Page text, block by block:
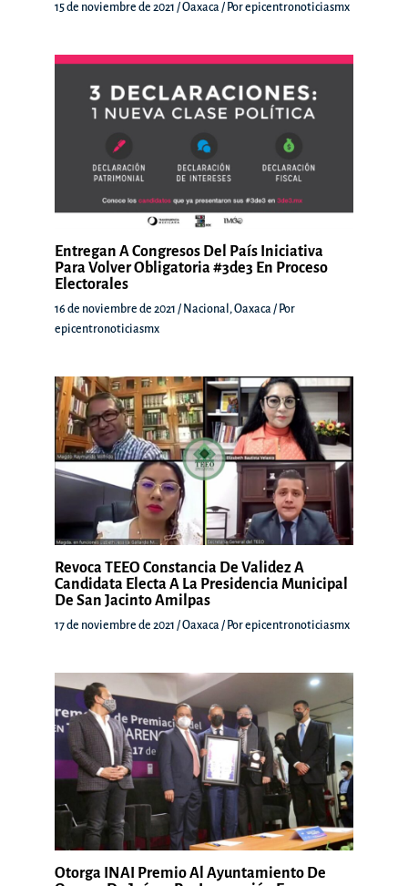
15 de noviembre de 2021 /Oaxaca / Porepicentronoticiasmx
Entregan A Congresos Del País Iniciativa
Para Volver Obligatoria #3de3 En Proceso
Electorales
16 de noviembre de 2021 / Nacional ,Oaxaca / Por
epicentronoticiasmx
Revoca TEEO Constancia De Validez A
Candidata Electa A La Presidencia Municipal
De San Jacinto Amilpas
17 de noviembre de 2021 /Oaxaca / Porepicentronoticiasmx
Otorga INAI Premio Al Ayuntamiento De